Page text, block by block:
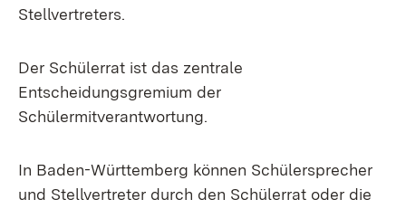
Stellvertreters.
Der Schülerrat ist das zentrale
Entscheidungsgremium der
Schülermitverantwortung.
In Baden-Württemberg können Schülersprecher
und Stellvertreter durch den Schülerrat oder die